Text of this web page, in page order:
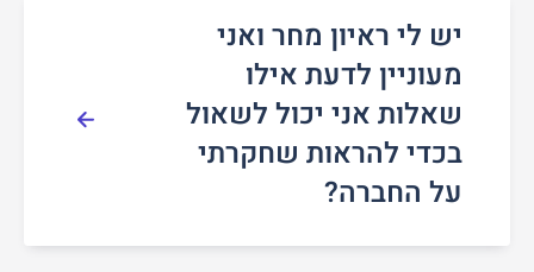
יש לי ראיון מחר ואני
מעוניין לדעת אילו
שאלות אני יכול לשאול
בכדי להראות שחקרתי
על החברה?